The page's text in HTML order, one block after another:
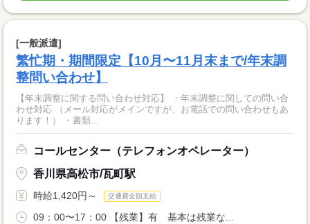
[一般派遣]
繁忙期・期間限定【10月〜11月末まで/年末調
整問い合わせ】
【年末調整に関する問い合わせ対応】 ・年末調整に関しての問い合
わせ対応 （メール対応がメインですが、お電話での問い合わせもあ
ります！） ・書類...
コールセンター（テレフォンオペレーター）
香川県高松市/瓦町駅
時給1,420円～ 交通費全額支給
09：00〜17：00 【残業】有 基本は残業な...